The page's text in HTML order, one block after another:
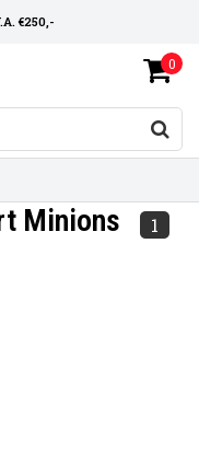
€250,-
0
Minions 1